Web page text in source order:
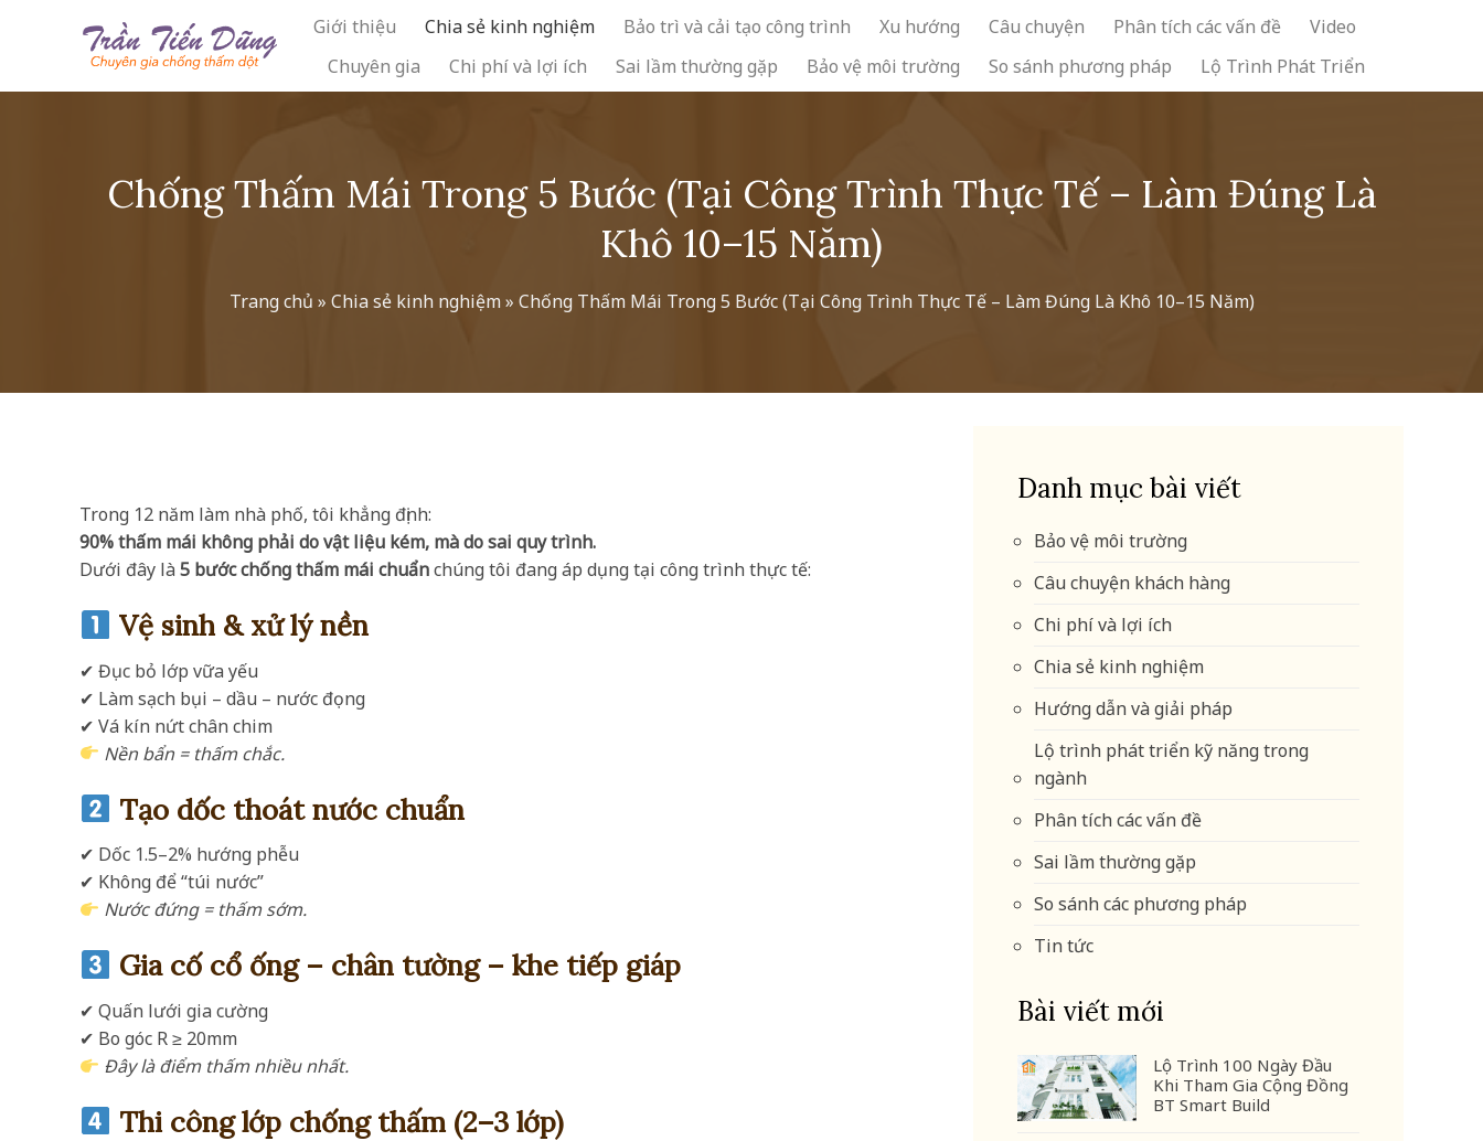
Giới thiệu Chia sẻ kinh nghiệm Bảo trì và cải tạo công trình Xu hướng Câu chuyện Phân tích các vấn đề
Video
Chuyên gia
Chi phí và lợi ích Sai lầm thường gặp Bảo vệ môi trường So sánh phương pháp Lộ Trình Phát Triển
Chống Thấm Mái Trong 5 Bước (Tại Công Trình Thực Tế – Làm Đúng Là
Khô 10–15 Năm)
Trang chủ » Chia sẻ kinh nghiệm» Chống Thấm Mái Trong 5 Bước (Tại Công Trình Thực Tế – Làm Đúng Là Khô 10–15 Năm)
Trong 12 năm làm nhà phố, tôi khẳng định:
90% thấm mái không phải do vật liệu kém, mà do sai quy trình.
Dưới đây là 5 bước chống thấm mái chuẩnchúng tôi đang áp dụng tại công trình thực tế:
Vệ sinh & xử lý nền
✔ Đục bỏ lớp vữa yếu
✔ Làm sạch bụi – dầu – nước đọng
✔ Vá kín nứt chân chim
Nền bẩn = thấm chắc.
Tạo dốc thoát nước chuẩn
✔ Dốc 1.5–2% hướng phễu
✔ Không để “túi nước”
Nước đứng = thấm sớm.
Gia cố cổ ống – chân tường – khe tiếp giáp
✔ Quấn lưới gia cường
✔ Bo góc R ≥ 20mm
Đây là điểm thấm nhiều nhất.
Thi công lớp chống thấm (2–3 lớp)
Danh mục bài viết
Bảo vệ môi trường
Câu chuyện khách hàng
Chi phí và lợi ích
Chia sẻ kinh nghiệm
Hướng dẫn và giải pháp
Lộ trình phát triển kỹ năng trong
ngành
Phân tích các vấn đề
Sai lầm thường gặp
So sánh các phương pháp
Tin tức
Bài viết mới
Lộ Trình 100 Ngày Đầu
Khi Tham Gia Cộng Đồng
BT Smart Build